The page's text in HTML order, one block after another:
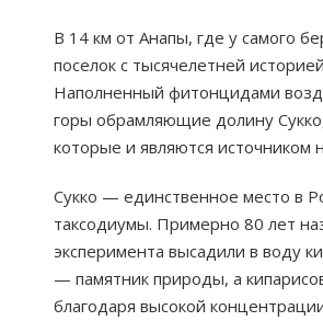
В 14 км от Анапы, где у самого
поселок с тысячелетней
Наполненный фитонцидами
горы обрамляющие долину
которые и являются источником
Сукко — единственное место в
таксодиумы. Примерно 80 лет
эксперимента высадили в воду
— памятник природы, а
благодаря высокой